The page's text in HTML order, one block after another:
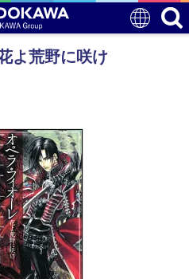
よ荒野に咲け